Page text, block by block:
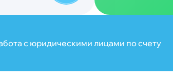
с юридическими лицами по счету